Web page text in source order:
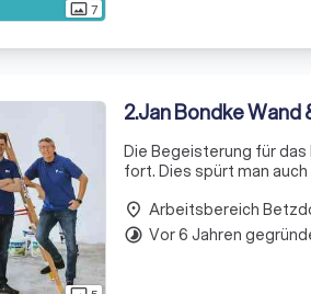
photo_size_select_actual7
2.Jan Bondke Wand
Die Begeisterung für
fort. Dies spürt man
wi
place Arbeitsbereich
timelapse Vor 6 Jahren